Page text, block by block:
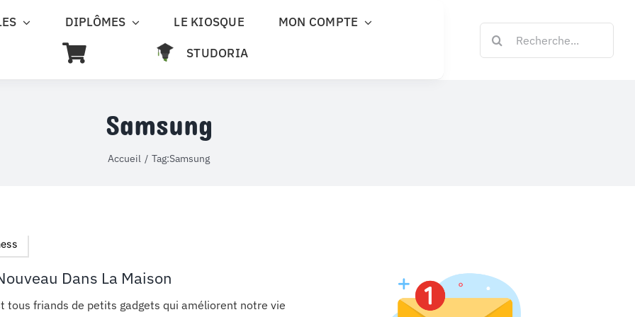
DIPLÔMES LE KIOSQUE
MON COMPTE
STUDORIA
Samsung
Accueil Tag:Samsung
Dans La Maison
tous friands de petits gadgets qui améliorent notre vie